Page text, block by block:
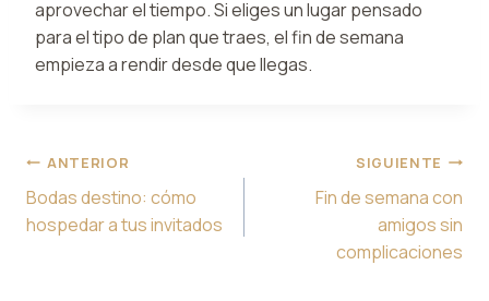
aprovechar el tiempo. Si eliges un lugar pensado
para el tipo de plan que traes, el fin de semana
empieza a rendir desde que llegas.
Navegación
de
entradas
ANTERIOR
Bodas destino: cómo
hospedar a tus invitados
SIGUIENTE
Fin de semana con
amigos sin
complicaciones